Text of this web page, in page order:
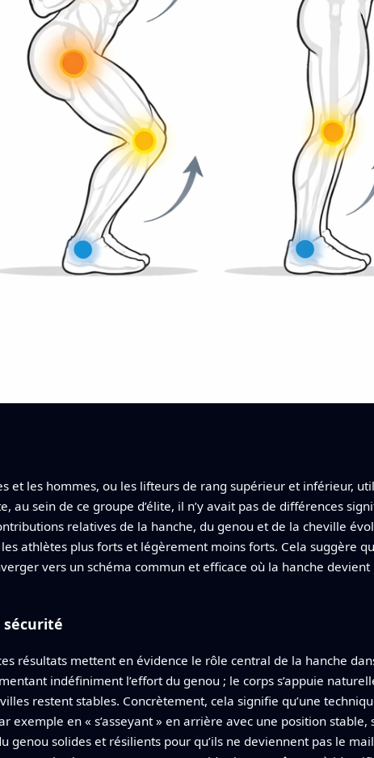
et les hommes, ou les lifteurs de rang supérieur et inférieur,
sein de ce groupe d’élite, il n’y avait pas de différences
relatives de la hanche, du genou et de la cheville
athlètes plus forts et légèrement moins forts. Cela suggère
vers un schéma commun et efficace où la hanche
sécurité
résultats mettent en évidence le rôle central de la hanche
indéfiniment l’effort du genou ; le corps s’appuie
restent stables. Concrètement, cela signifie qu’une
en « s’asseyant » en arrière avec une position stable,
solides et résilients pour qu’ils ne deviennent pas le